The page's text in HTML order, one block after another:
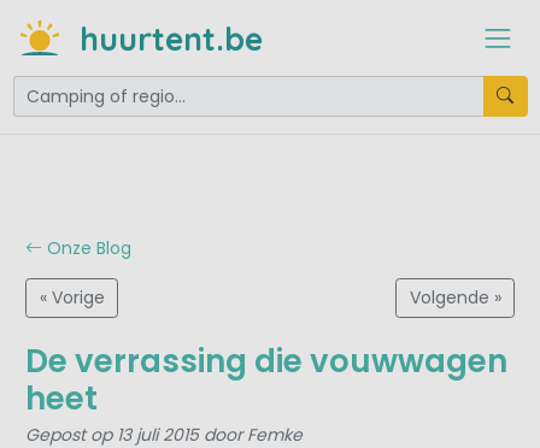
huurtent.be
Onze Blog
« Vorige Volgende »
De verrassing die vouwwagen
heet
Gepost op 13 juli 2015 door Femke